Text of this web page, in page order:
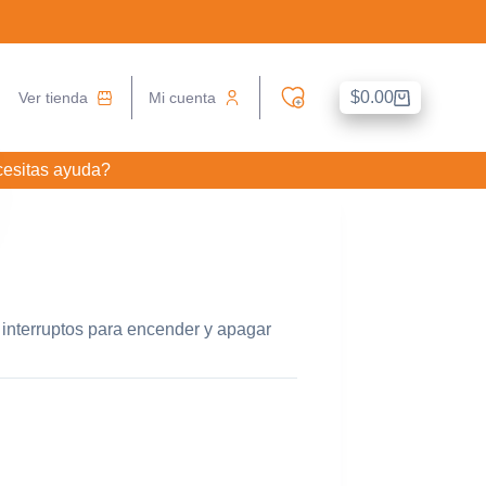
Ver tienda Mi cuenta
Carro
de
$0.00
ayuda?
para encender y apagar